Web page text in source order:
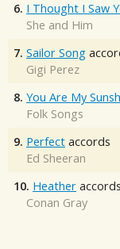
6. I Thought I Saw
She and Him
7. Sailor Song
Gigi Perez
8. You Are My
Folk Songs
9. Perfect accords
Ed Sheeran
10. Heather accords
Conan Gray